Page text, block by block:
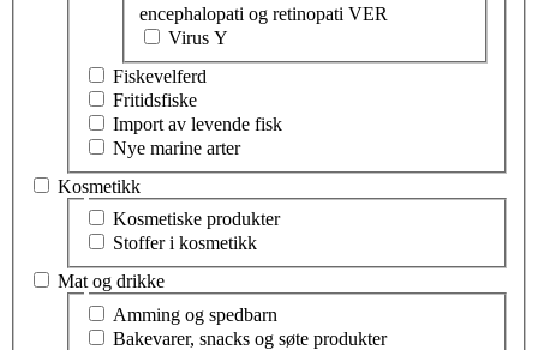
encephalopati og retinopati VER
Virus Y
Fiskevelferd
Fritidsfiske
Import av levende fisk
Nye marine arter
Kosmetikk
Velg tema innen kosmetikk
Kosmetiske produkter
Stoffer i kosmetikk
Mat og drikke
Velg tema innen mat og drikke
Amming og spedbarn
Bakevarer, snacks og søte produkter